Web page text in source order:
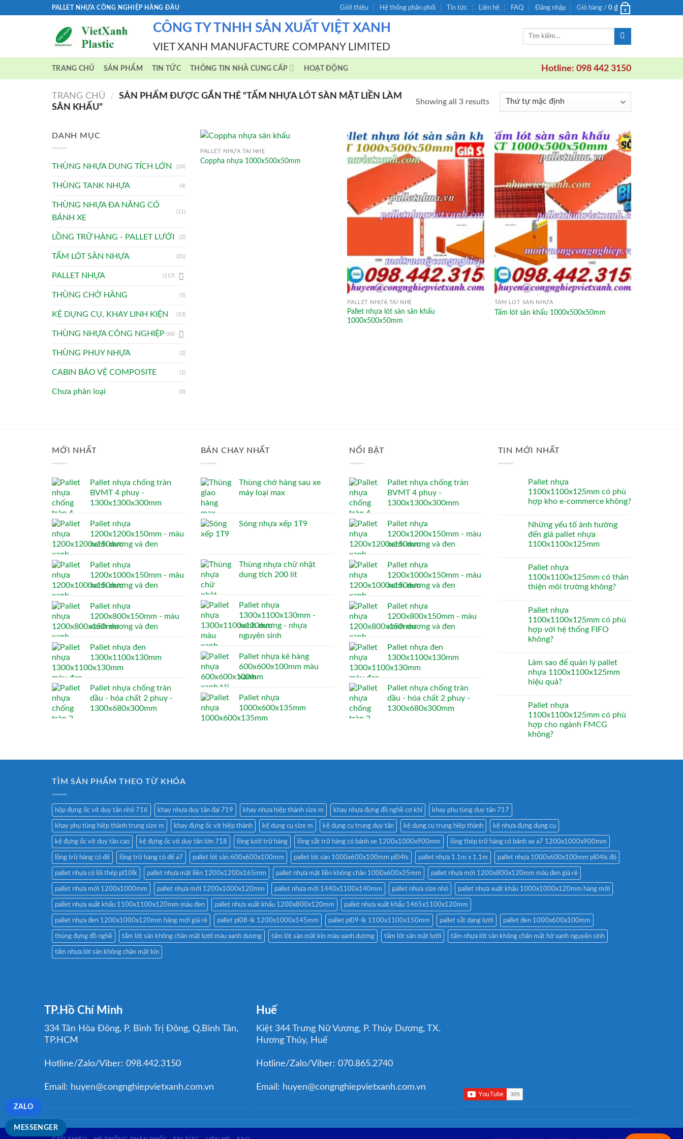
PALLET NHỰA CÔNG NGHIỆP HÀNG ĐẦU Giới thiệu Hệ thống phân phối Tin tức Liên hệ FAQ Đăng nhập Giỏ hàng / 0 ₫ 0
CÔNG TY TNHH SẢN XUẤT VIỆT XANH
VIET XANH MANUFACTURE COMPANY LIMITED
Tìm
TRANG CHỦ SẢN PHẨM TIN TỨC THÔNG TIN NHÀ CUNG CẤP HOẠT ĐỘNG Hotline: 098 442 3150
TRANG CHỦ / SẢN PHẨM ĐƯỢC GẮN THẺ “TẤM NHỰA LÓT SÀN MẶT LIỀN LÀM
SÂN KHẤU”
Showing all 3 results
DANH MỤC
THÙNG NHỰA DUNG TÍCH LỚN (24)
THÙNG TANK NHỰA (4)
THÙNG NHỰA ĐA NĂNG CÓ
BÁNH XE
(11)
LỒNG TRỮ HÀNG - PALLET LƯỚI (2)
TẤM LÓT SÀN NHỰA (25)
PALLET NHỰA (117)
THÙNG CHỞ HÀNG (5)
KỆ DỤNG CỤ, KHAY LINH KIỆN (13)
THÙNG NHỰA CÔNG NGHIỆP(66)
THÙNG PHUY NHỰA (2)
CABIN BẢO VỆ COMPOSITE (1)
Chưa phân loại (0)
PALLET NHỰA TẢI NHẸ
Coppha nhựa 1000x500x50mm
PALLET NHỰA TẢI NHẸ
Pallet nhựa lót sàn sân khấu
1000x500x50mm
TẤM LÓT SÀN NHỰA
Tấm lót sân khấu 1000x500x50mm
MỚI NHẤT
Pallet nhựa chống tràn
BVMT 4 phuy -
1300x1300x300mm
Pallet nhựa
1200x1200x150mm - màu
xanh dương và đen
Pallet nhựa
1200x1000x150mm - màu
xanh dương và đen
Pallet nhựa
1200x800x150mm - màu
xanh dương và đen
Pallet nhựa đen
1300x1100x130mm
Pallet nhựa chống tràn
dầu - hóa chất 2 phuy -
1300x680x300mm
BÁN CHẠY NHẤT
Thùng chở hàng sau xe
máy loại max
Sóng nhựa xếp 1T9
Thùng nhựa chữ nhật
dung tích 200 lít
Pallet nhựa
1300x1100x130mm -
xanh dương - nhựa
nguyên sinh
Pallet nhựa kê hàng
600x600x100mm màu
xanh
Pallet nhựa
1000x600x135mm
NỔI BẬT
Pallet nhựa chống tràn
BVMT 4 phuy -
1300x1300x300mm
Pallet nhựa
1200x1200x150mm - màu
xanh dương và đen
Pallet nhựa
1200x1000x150mm - màu
xanh dương và đen
Pallet nhựa
1200x800x150mm - màu
xanh dương và đen
Pallet nhựa đen
1300x1100x130mm
Pallet nhựa chống tràn
dầu - hóa chất 2 phuy -
1300x680x300mm
TIN MỚI NHẤT
Pallet nhựa
1100x1100x125mm có phù
hợp kho e-commerce không?
Những yếu tố ảnh hưởng
đến giá pallet nhựa
1100x1100x125mm
Pallet nhựa
1100x1100x125mm có thân
thiện môi trường không?
Pallet nhựa
1100x1100x125mm có phù
hợp với hệ thống FIFO
không?
Làm sao để quản lý pallet
nhựa 1100x1100x125mm
hiệu quả?
Pallet nhựa
1100x1100x125mm có phù
hợp cho ngành FMCG
không?
TÌM SẢN PHẨM THEO TỪ KHÓA
hộp đựng ốc vít duy tân nhỏ 716 khay nhựa duy tân đại 719 khay nhựa hiệp thành size m khay nhựa đựng đồ nghề cơ khí khay phụ tùng duy tân 717
khay phụ tùng hiệp thành trung size m khay đựng ốc vít hiệp thành kệ dụng cụ size m kệ dụng cụ trung duy tân kệ dụng cụ trung hiệp thành kệ nhựa đựng dụng cụ
kệ đựng ốc vít duy tân cao kệ đựng ốc vít duy tân lớn 718 lồng lưới trữ hàng lồng sắt trữ hàng có bánh xe 1200x1000x900mm lồng thép trữ hàng có bánh xe a7 1200x1000x900mm
lồng trữ hàng có đế lồng trữ hàng có đế a7 pallet lót sàn 600x600x100mm pallet lót sàn 1000x600x100mm pl04ls pallet nhựa 1.1m x 1.1m pallet nhựa 1000x600x100mm pl04ls đỏ
pallet nhựa có lõi thép pl10lk pallet nhựa mặt liền 1200x1200x165mm pallet nhựa mặt liền không chân 1000x600x35mm pallet nhựa mới 1200x800x120mm màu đen giá rẻ
pallet nhựa mới 1200x1000mm pallet nhựa mới 1200x1000x120mm pallet nhựa mới 1440x1100x140mm pallet nhựa size nhỏ pallet nhựa xuất khẩu 1000x1000x120mm hàng mới
pallet nhựa xuất khẩu 1100x1100x120mm màu đen pallet nhựa xuất khẩu 1200x800x120mm pallet nhựa xuất khẩu 1465x1100x120mm
pallet nhựa đen 1200x1000x120mm hàng mới giá rẻ pallet pl08-lk 1200x1000x145mm pallet pl09-lk 1100x1100x150mm pallet sắt dạng lưới pallet đen 1000x600x100mm
thùng đựng đồ nghề tấm lót sàn không chân mặt lưới màu xanh dương tấm lót sàn mặt kín màu xanh dương tấm lót sàn mặt lưới tấm nhựa lót sàn không chân mặt hở xanh nguyên sinh
tấm nhựa lót sàn không chân mặt kín
TP.Hồ Chí Minh
334 Tân Hòa Đông, P. Bình Trị Đông, Q.Bình Tân,
TP.HCM
Hotline/Zalo/Viber: 098.442.3150
Email: huyen@congnghiepvietxanh.com.vn
Huế
Kiệt 344 Trưng Nữ Vương, P. Thủy Dương, TX.
Hương Thủy, Huế
Hotline/Zalo/Viber: 070.865.2740
Email: huyen@congnghiepvietxanh.com.vn
MESSENGER
ZALO